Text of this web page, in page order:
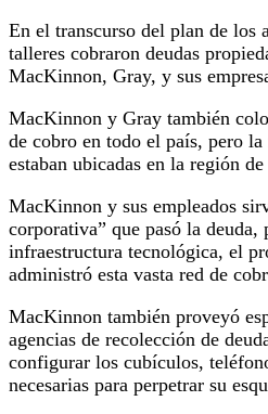
En el transcurso del plan de los
talleres cobraron deudas
MacKinnon, Gray, y sus
MacKinnon y Gray también
de cobro en todo el país, pero
estaban ubicadas en la región
MacKinnon y sus empleados
corporativa” que pasó la deuda,
infraestructura tecnológica, el
administró esta vasta red de
MacKinnon también proveyó
agencias de recolección de
configurar los cubículos,
necesarias para perpetrar su